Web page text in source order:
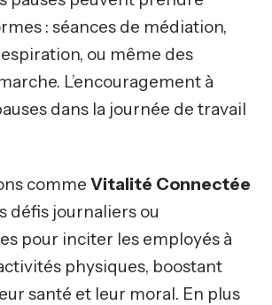
: séances de médiation,
ou même des
L’encouragement à
dans la journée de travail
comme Vitalité Connectée
défis journaliers ou
pour inciter les employés à
physiques, boostant
santé et leur moral. En plus